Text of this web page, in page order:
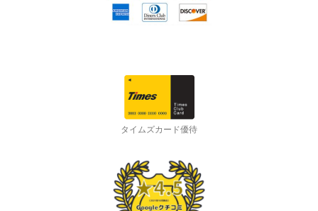
タイムズカード優待